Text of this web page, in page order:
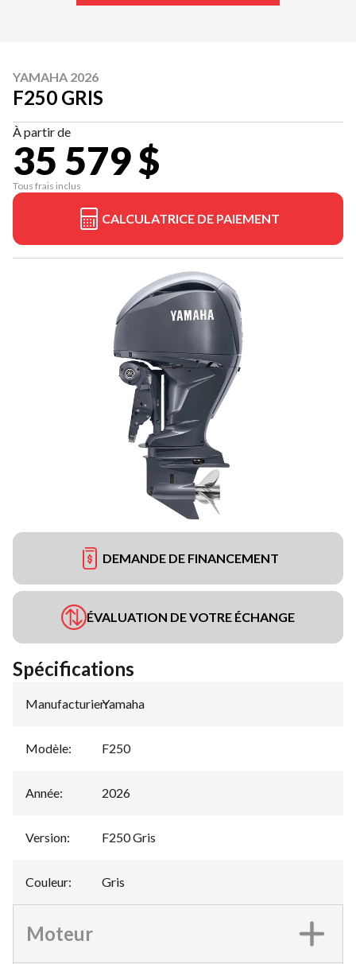
YAMAHA 2026
F250 GRIS
À partir de
35 579 $
Tous frais inclus
CALCULATRICE DE PAIEMENT
DEMANDE DE FINANCEMENT
ÉVALUATION DE VOTRE ÉCHANGE
Spécifications
Manufacturier:
Yamaha
Modèle: F250
Année: 2026
Version: F250 Gris
Couleur: Gris
Moteur